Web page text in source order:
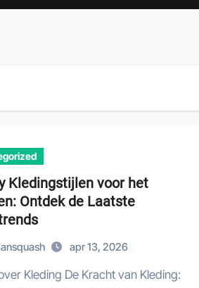
Kledingstijlen voor het
Ontdek de Laatste
apr 13, 2026